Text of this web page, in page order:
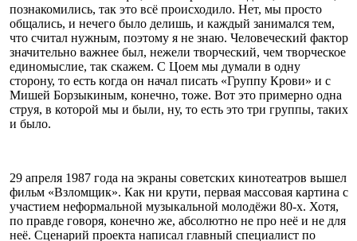
познакомились, так это всё происходило. Нет, мы просто
общались, и нечего было делишь, и каждый занимался тем,
что считал нужным, поэтому я не знаю. Человеческий фактор
значительно важнее был, нежели творческий, чем творческое
единомыслие, так скажем. С Цоем мы думали в одну
сторону, то есть когда он начал писать «Группу Крови» и с
Мишей Борзыкиным, конечно, тоже. Вот это примерно одна
струя, в которой мы и были, ну, то есть это три группы, таких
и было.
29 апреля 1987 года на экраны советских кинотеатров вышел
фильм «Взломщик». Как ни крути, первая массовая картина с
участием неформальной музыкальной молодёжи 80-х. Хотя,
по правде говоря, конечно же, абсолютно не про неё и не для
неё. Сценарий проекта написал главный специалист по